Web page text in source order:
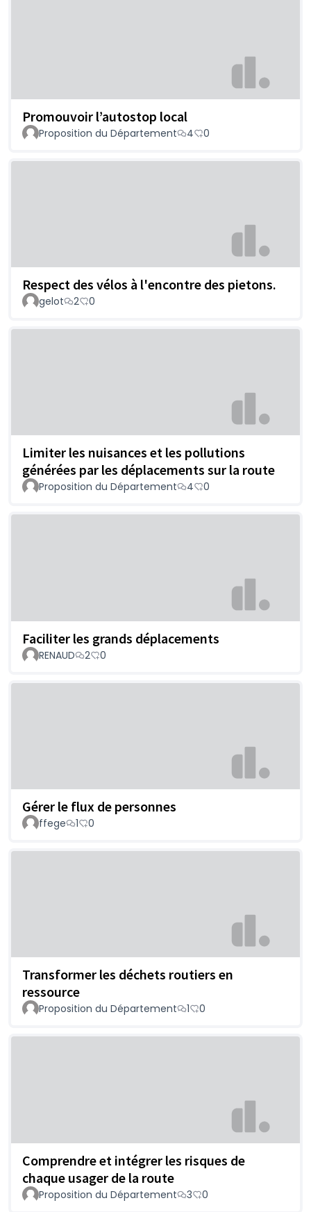
Promouvoir l’autostop local
Proposition du Département 4 0
Respect des vélos à l'encontre des pietons.
gelot 2 0
Limiter les nuisances et les pollutions
générées par les déplacements sur la route
Proposition du Département 4 0
Faciliter les grands déplacements
RENAUD 2 0
Gérer le flux de personnes
ffege 1 0
Transformer les déchets routiers en
ressource
Proposition du Département 1 0
Comprendre et intégrer les risques de
chaque usager de la route
Proposition du Département 3 0